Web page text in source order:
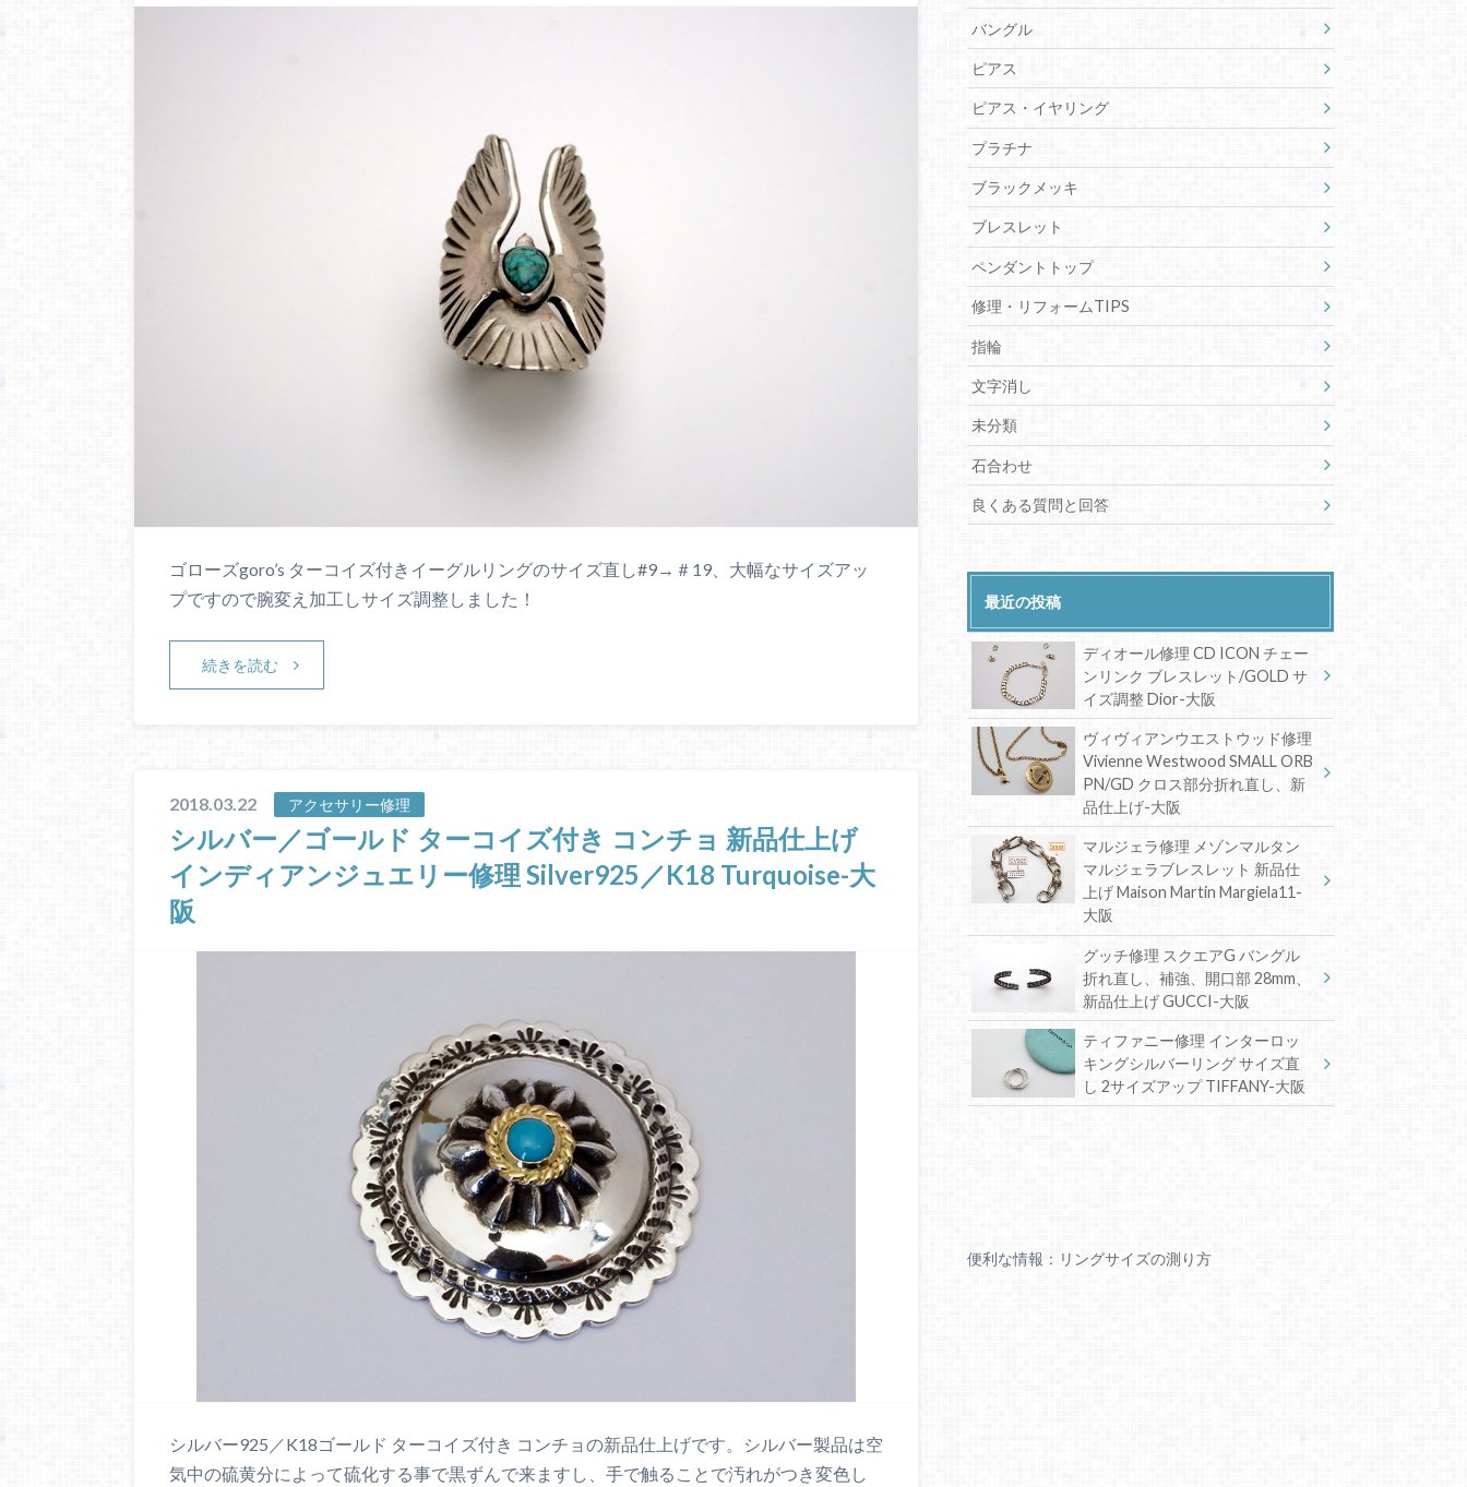
ゴローズgoro’s ターコイズ付きイーグルリングのサイズ直し#9→＃19、大幅なサイズアッ
プですので腕変え加工しサイズ調整しました！
続きを読む
2018.03.22 アクセサリー修理
シルバー／ゴールド ターコイズ付き コンチョ 新品仕上げ
インディアンジュエリー修理 Silver925／K18 Turquoise-大
阪
シルバー925／K18ゴールド ターコイズ付き コンチョの新品仕上げです。シルバー製品は空
気中の硫黄分によって硫化する事で黒ずんで来ますし、手で触ることで汚れがつき変色し
バングル
ピアス
ピアス・イヤリング
プラチナ
ブラックメッキ
ブレスレット
ペンダントトップ
修理・リフォームTIPS
指輪
文字消し
未分類
石合わせ
良くある質問と回答
最近の投稿
ディオール修理 CD ICON チェー
ンリンク ブレスレット/GOLD サ
イズ調整 Dior-大阪
ヴィヴィアンウエストウッド修理
Vivienne Westwood SMALL ORB
PN/GD クロス部分折れ直し、新
品仕上げ-大阪
マルジェラ修理 メゾンマルタン
マルジェラブレスレット 新品仕
上げ Maison Martin Margiela11-
大阪
グッチ修理 スクエアG バングル
折れ直し、補強、開口部 28mm、
新品仕上げ GUCCI-大阪
ティファニー修理 インターロッ
キングシルバーリング サイズ直
し 2サイズアップ TIFFANY-大阪
便利な情報： リングサイズの測り方